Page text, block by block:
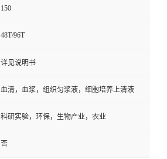
150
48T/96T
详见说明书
血清，血浆，组织匀浆液，细胞培养上清液
科研实验，环保，生物产业，农业
否